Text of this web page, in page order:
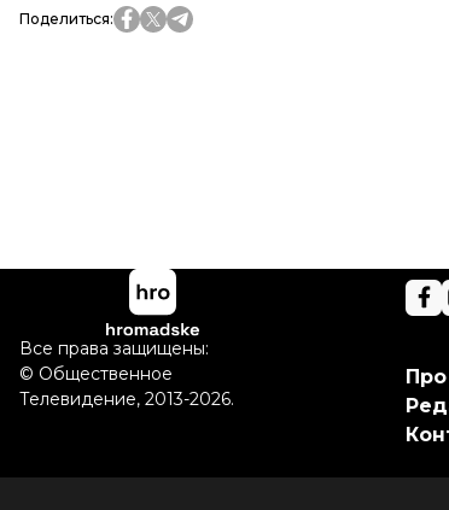
Поделиться:
Все права защищены:
© Общественное
Телевидение, 2013-2026.